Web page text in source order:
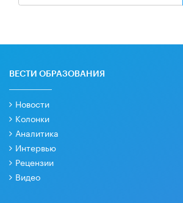
ВЕСТИ ОБРАЗОВАНИЯ
Новости
Колонки
Аналитика
Интервью
Рецензии
Видео